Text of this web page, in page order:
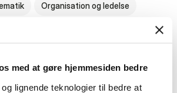
med at gøre hjemmesiden bedre
lignende teknologier til bedre at
Organisation og ledelse
HA(kom.) - erhvervs­økonomi